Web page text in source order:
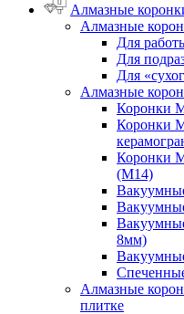
Алмазные
Алмазные
Для
Для
Для
Алмазные
Коронки
Коронки
Коронки
(М14)
8мм)
Алмазные
плитке